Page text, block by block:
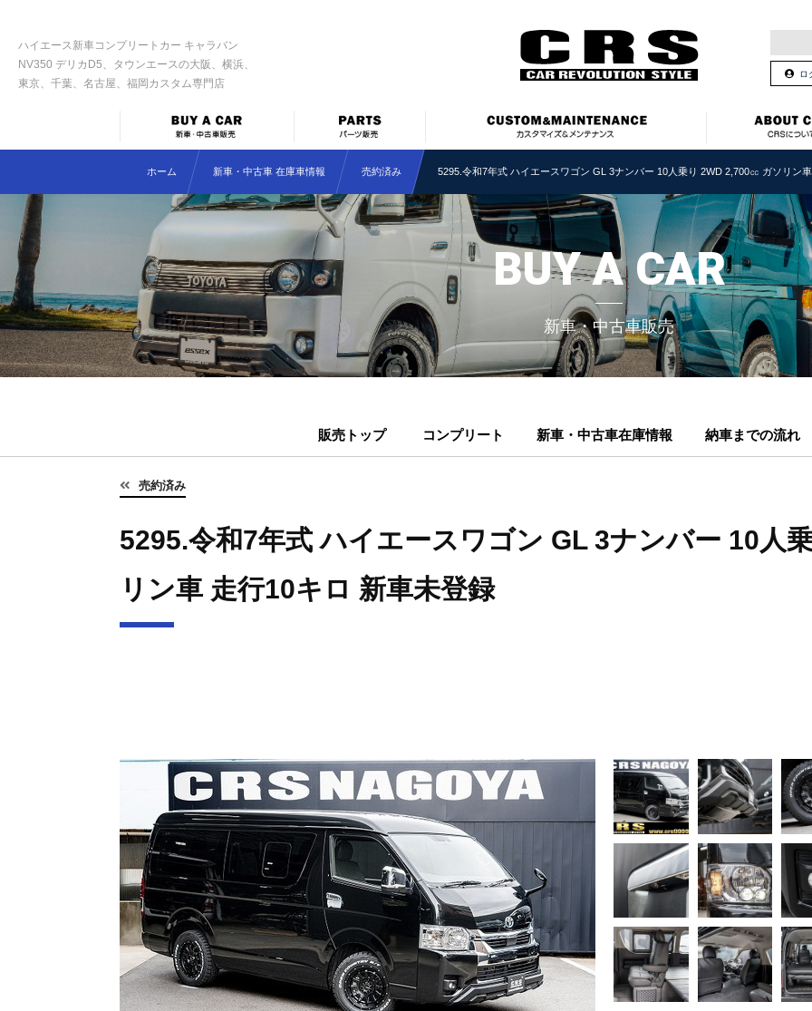
ハイエース新車コンプリートカー キャラバン
NV350 デリカD5、タウンエースの大阪、横浜、
東京、千葉、名古屋、福岡カスタム専門店
ロ
ホーム 新車・中古車 在庫車情報 売約済み 5295.令和7年式 ハイエースワゴン GL 3ナンバー 10人乗り 2WD 2,700㏄ ガソリン
BUY A CAR
新車・中古車販売
販売トップ コンプリート 新車・中古車在庫情報 納車までの流れ
売約済み
5295.令和7年式 ハイエースワゴン GL 3ナンバー 10人
リン車 走行10キロ 新車未登録